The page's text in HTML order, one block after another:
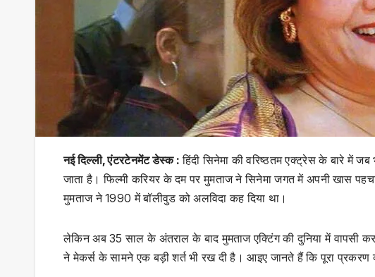
नई दिल्ली, एंटरटेनमेंट डेस्क :हिंदी सिनेमा की वरिष्ठतम एक्ट्रेस के बारे में
जाता है। फिल्मी करियर के दम पर मुमताज ने सिनेमा जगत में अपनी खास
मुमताज ने 1990 में बॉलीवुड को अलविदा कह दिया था।
लेकिन अब 35 साल के अंतराल के बाद मुमताज एक्टिंग की दुनिया में वापसी
ने मेकर्स के सामने एक बड़ी शर्त भी रख दी है। आइए जानते हैं कि पूरा प्रकरण